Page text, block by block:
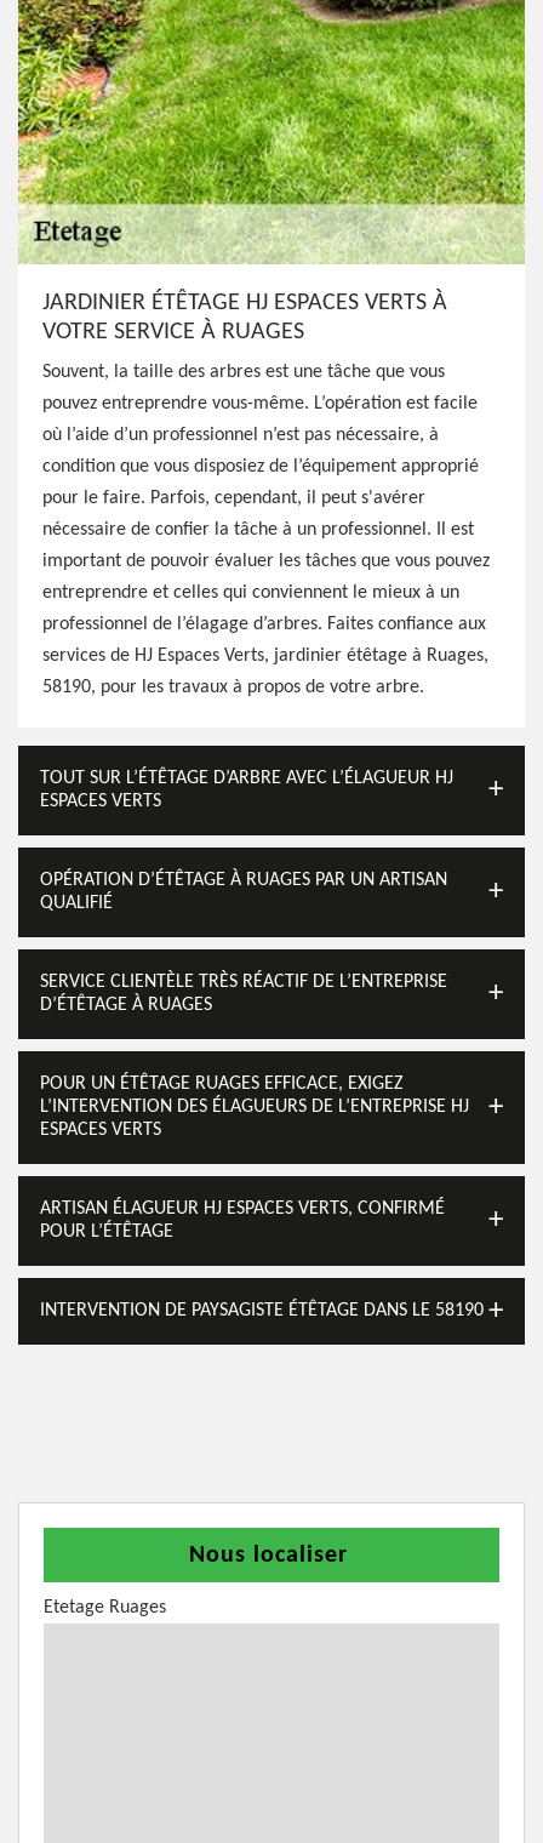
JARDINIER ÉTÊTAGE HJ ESPACES VERTS À
VOTRE SERVICE À RUAGES
Souvent, la taille des arbres est une tâche que vous
pouvez entreprendre vous-même. L’opération est facile
où l’aide d’un professionnel n’est pas nécessaire, à
condition que vous disposiez de l’équipement approprié
pour le faire. Parfois, cependant, il peut s'avérer
nécessaire de confier la tâche à un professionnel. Il est
important de pouvoir évaluer les tâches que vous pouvez
entreprendre et celles qui conviennent le mieux à un
professionnel de l’élagage d’arbres. Faites confiance aux
services de HJ Espaces Verts, jardinier étêtage à Ruages,
58190, pour les travaux à propos de votre arbre.
TOUT SUR L’ÉTÊTAGE D’ARBRE AVEC L’ÉLAGUEUR HJ
ESPACES VERTS
OPÉRATION D’ÉTÊTAGE À RUAGES PAR UN ARTISAN
QUALIFIÉ
SERVICE CLIENTÈLE TRÈS RÉACTIF DE L’ENTREPRISE
D’ÉTÊTAGE À RUAGES
POUR UN ÉTÊTAGE RUAGES EFFICACE, EXIGEZ
L’INTERVENTION DES ÉLAGUEURS DE L’ENTREPRISE HJ
ESPACES VERTS
ARTISAN ÉLAGUEUR HJ ESPACES VERTS, CONFIRMÉ
POUR L’ÉTÊTAGE
INTERVENTION DE PAYSAGISTE ÉTÊTAGE DANS LE 58190
Nous localiser
Etetage Ruages